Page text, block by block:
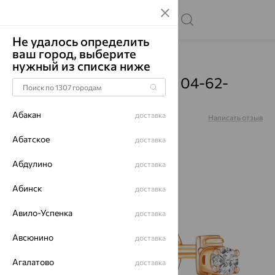
Главная Каталог Серьги Фианит
Серьги, золото, фианит, 04-62-
0577-00
Артикул:
Написать отзыв
Не удалось определить
ваш город, выберите
нужный из списка ниже
Абакан доставка
Абатское доставка
Абдулино доставка
Абинск доставка
Авило-Успенка доставка
Авсюнино доставка
Агалатово доставка